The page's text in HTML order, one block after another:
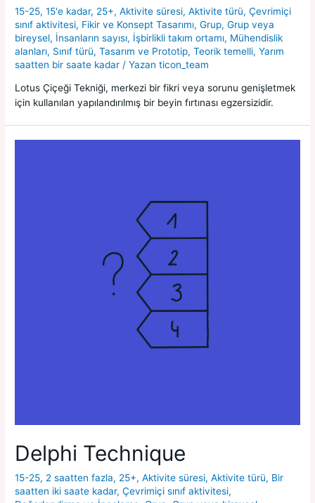
15-25,15'e kadar, 25+,Aktivite süresi,Aktivite türü,Çevrimiçi
sınıf aktivitesi, Fikir ve Konsept Tasarımı,Grup,Grup veya
bireysel, İnsanların sayısı, İşbirlikli takım ortamı, Mühendislik
alanları, Sınıf türü,Tasarım ve Prototip,Teorik temelli,Yarım
saatten bir saate kadar / Yazan ticon_team
Lotus Çiçeği Tekniği, merkezi bir fikri veya sorunu genişletmek
için kullanılan yapılandırılmış bir beyin fırtınası egzersizidir.
Delphi Technique
15-25, 2 saatten fazla, 25+,Aktivite süresi,Aktivite türü, Bir
saatten iki saate kadar,Çevrimiçi sınıf aktivitesi,